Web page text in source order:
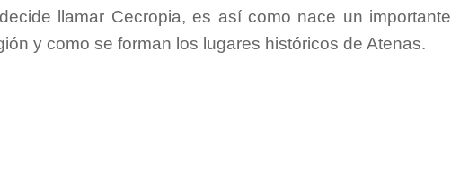
llamar Cecropia, es así como nace un importante
y como se forman los lugares históricos de Atenas.